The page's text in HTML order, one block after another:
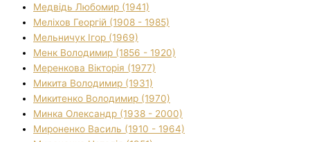
Медвідь Любомир (1941)
Меліхов Георгій (1908 - 1985)
Мельничук Ігор (1969)
Менк Володимир (1856 - 1920)
Меренкова Вікторія (1977)
Микита Володимир (1931)
Микитенко Володимир (1970)
Минка Олександр (1938 - 2000)
Мироненко Василь (1910 - 1964)